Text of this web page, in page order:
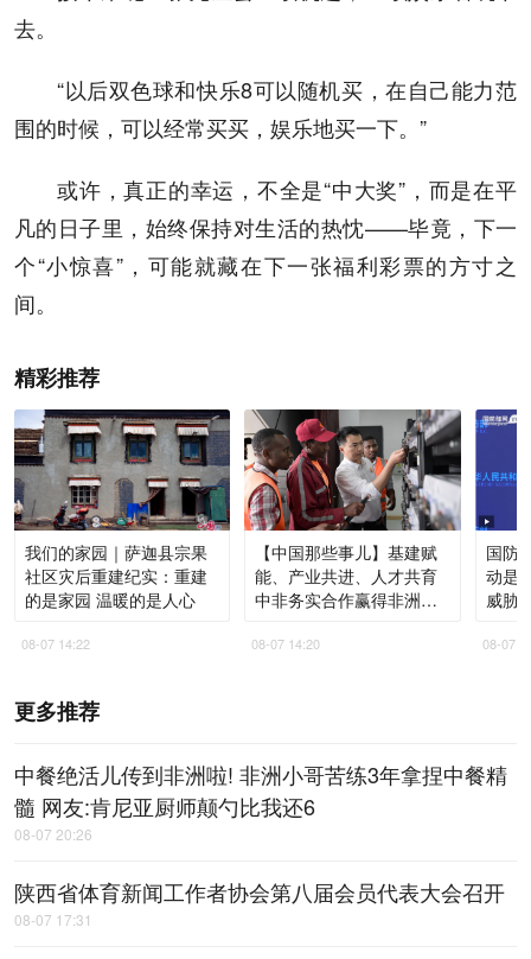
去。
“以后双色球和快乐8可以随机买，在自己能力范
围的时候，可以经常买买，娱乐地买一下。”
或许，真正的幸运，不全是“中大奖”，而是在平
凡的日子里，始终保持对生活的热忱——毕竟，下一
个“小惊喜”，可能就藏在下一张福利彩票的方寸之
间。
精彩推荐
我们的家园｜萨迦县宗果
社区灾后重建纪实：重建
的是家园 温暖的是人心
08-07 14:22
【中国那些事儿】基建赋
能、产业共进、人才共育
中非务实合作赢得非洲青
08-07 14:20
国防
动是
威胁
08-07
更多推荐
中餐绝活儿传到非洲啦! 非洲小哥苦练3年拿捏中餐精
髓 网友:肯尼亚厨师颠勺比我还6
08-07 20:26
陕西省体育新闻工作者协会第八届会员代表大会召开
08-07 17:31